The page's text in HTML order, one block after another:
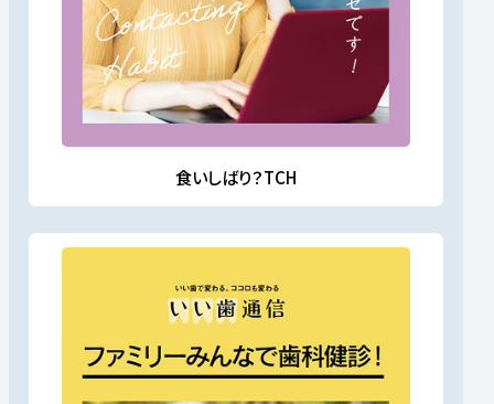
食いしばり？TCH